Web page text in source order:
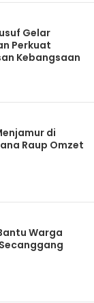
Gelar
Perkuat
Kebangsaan
di
Raup Omzet
Warga